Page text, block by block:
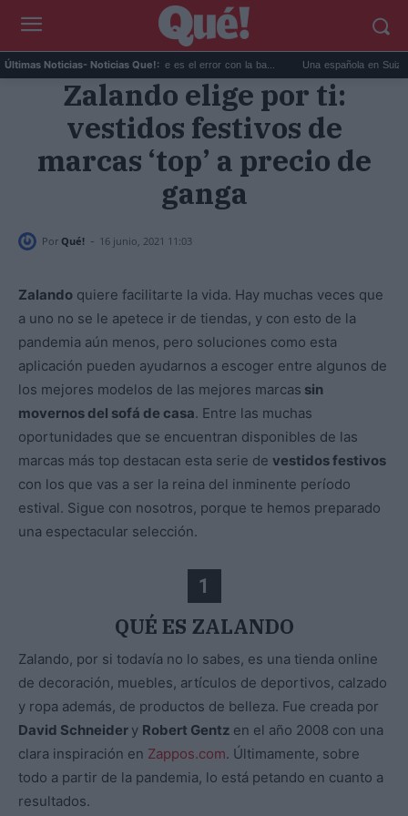
Últimas Noticias- Noticias Que!:
La DGT lo confirma hoy: este es el error con la ba... Una española en Suiza
Zalando elige por ti:
vestidos festivos de
marcas ‘top’ a precio de
ganga
Por Qué! - 16 junio, 2021 11:03
Zalando quiere facilitarte la vida. Hay muchas veces que
a uno no se le apetece ir de tiendas, y con esto de la
pandemia aún menos, pero soluciones como esta
aplicación pueden ayudarnos a escoger entre algunos de
los mejores modelos de las mejores marcas sin
movernos del sofá de casa. Entre las muchas
oportunidades que se encuentran disponibles de las
marcas más top destacan esta serie de vestidos festivos
con los que vas a ser la reina del inminente período
estival. Sigue con nosotros, porque te hemos preparado
una espectacular selección.
1
QUÉ ES ZALANDO
Zalando, por si todavía no lo sabes, es una tienda online
de decoración, muebles, artículos de deportivos, calzado
y ropa además, de productos de belleza. Fue creada por
David Schneider y Robert Gentz en el año 2008 con una
clara inspiración en Zappos.com. Últimamente, sobre
todo a partir de la pandemia, lo está petando en cuanto a
resultados.